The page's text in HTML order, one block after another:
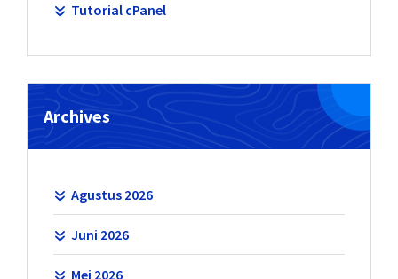
Tutorial cPanel
Archives
Agustus 2026
Juni 2026
Mei 2026